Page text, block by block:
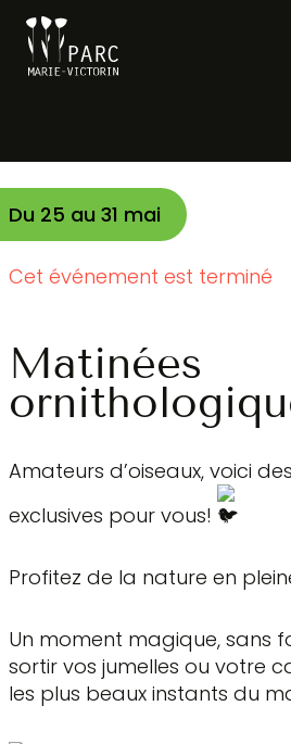
Aller
contenu
Du 25 au 31 mai
Cet événement est terminé
Matinées
Amateurs d’oiseaux, voici
exclusives pour vous!
Profitez de la nature en
Un moment magique, sans
sortir vos jumelles ou votre
les plus beaux instants du